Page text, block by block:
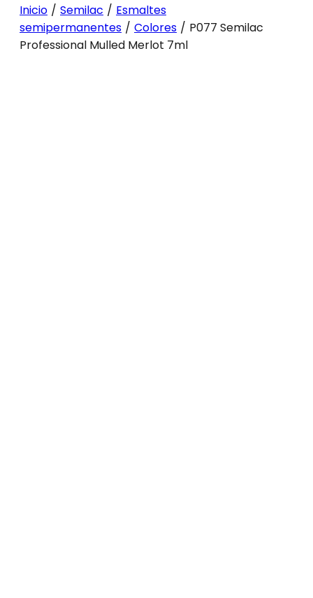
Inicio / Semilac / Esmaltes
semipermanentes / Colores / P077 Semilac
Professional Mulled Merlot 7ml